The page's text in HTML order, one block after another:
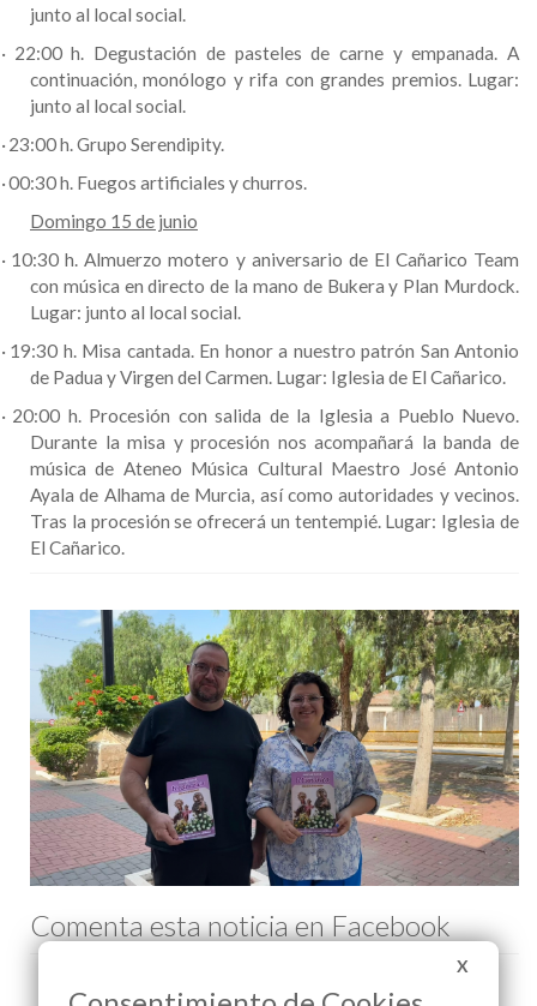
junto al local social.
· 22:00 h. Degustación de pasteles de carne y empanada. A
continuación, monólogo y rifa con grandes premios. Lugar:
junto al local social.
· 23:00 h. Grupo Serendipity.
·00:30 h. Fuegos artificiales y churros.
Domingo 15 de junio
· 10:30 h. Almuerzo motero y aniversario de El Cañarico Team
con música en directo de la mano de Bukera y Plan Murdock.
Lugar: junto al local social.
· 19:30 h. Misa cantada. En honor a nuestro patrón San Antonio
de Padua y Virgen del Carmen. Lugar: Iglesia de El Cañarico.
· 20:00 h. Procesión con salida de la Iglesia a Pueblo Nuevo.
Durante la misa y procesión nos acompañará la banda de
música de Ateneo Música Cultural Maestro José Antonio
Ayala de Alhama de Murcia, así como autoridades y vecinos.
Tras la procesión se ofrecerá un tentempié. Lugar: Iglesia de
El Cañarico.
Comenta esta noticia en Facebook
X